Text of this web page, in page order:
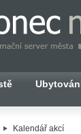
Kalendář akcí